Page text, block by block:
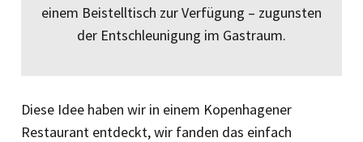
einem Beistelltisch zur Verfügung – zugunsten
der Entschleunigung im Gastraum.
Diese Idee haben wir in einem Kopenhagener
Restaurant entdeckt, wir fanden das einfach